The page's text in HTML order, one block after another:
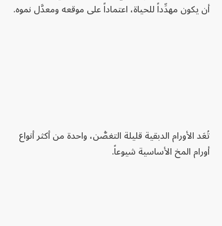
أن يكون مهدِّداً للحياة، اعتماداً على موقعه ومعدَّل نموه.
تُعَد الأورام الدبقية قليلة التغصُّن، واحدة من أكثر أنواع
أورام المخ الأساسية شيوعاً.